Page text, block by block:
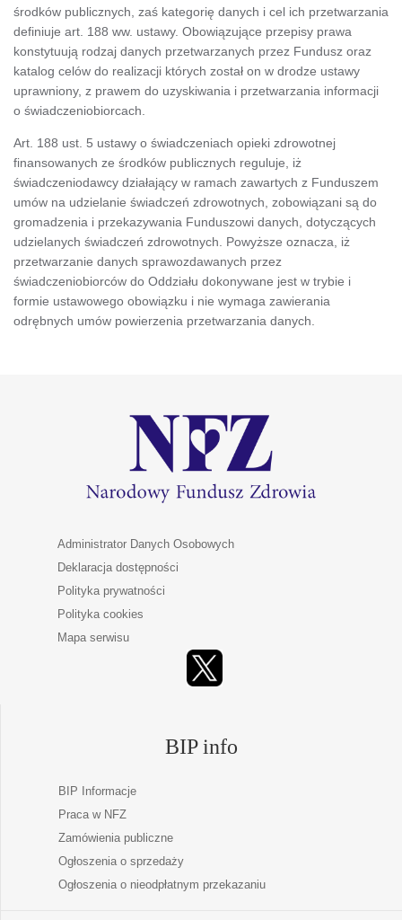
środków publicznych, zaś kategorię danych i cel ich przetwarzania
definiuje art. 188 ww. ustawy. Obowiązujące przepisy prawa
konstytuują rodzaj danych przetwarzanych przez Fundusz oraz
katalog celów do realizacji których został on w drodze ustawy
uprawniony, z prawem do uzyskiwania i przetwarzania informacji
o świadczeniobiorcach.
Art. 188 ust. 5 ustawy o świadczeniach opieki zdrowotnej
finansowanych ze środków publicznych reguluje, iż
świadczeniodawcy działający w ramach zawartych z Funduszem
umów na udzielanie świadczeń zdrowotnych, zobowiązani są do
gromadzenia i przekazywania Funduszowi danych, dotyczących
udzielanych świadczeń zdrowotnych. Powyższe oznacza, iż
przetwarzanie danych sprawozdawanych przez
świadczeniobiorców do Oddziału dokonywane jest w trybie i
formie ustawowego obowiązku i nie wymaga zawierania
odrębnych umów powierzenia przetwarzania danych.
Administrator Danych Osobowych
Deklaracja dostępności
Polityka prywatności
Polityka cookies
Mapa serwisu
BIP info
BIP Informacje
Praca w NFZ
Zamówienia publiczne
Ogłoszenia o sprzedaży
Ogłoszenia o nieodpłatnym przekazaniu